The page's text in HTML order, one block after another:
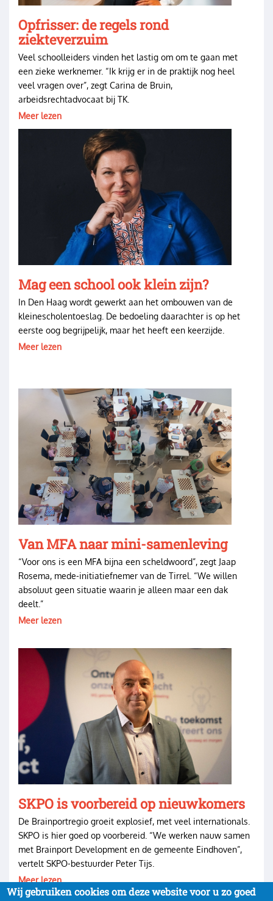
Opfrisser: de regels rond
ziekteverzuim
Veel schoolleiders vinden het lastig om om te gaan met
een zieke werknemer. “Ik krijg er in de praktijk nog heel
veel vragen over”, zegt Carina de Bruin,
arbeidsrechtadvocaat bij TK.
Meer lezen
Mag een school ook klein zijn?
In Den Haag wordt gewerkt aan het ombouwen van de
kleinescholentoeslag. De bedoeling daarachter is op het
eerste oog begrijpelijk, maar het heeft een keerzijde.
Meer lezen
Van MFA naar mini-samenleving
“Voor ons is een MFA bijna een scheldwoord”, zegt Jaap
Rosema, mede-initiatiefnemer van de Tirrel. “We willen
absoluut geen situatie waarin je alleen maar een dak
deelt.”
Meer lezen
Image
SKPO is voorbereid op nieuwkomers
De Brainportregio groeit explosief, met veel internationals.
SKPO is hier goed op voorbereid. “We werken nauw samen
met Brainport Development en de gemeente Eindhoven”,
vertelt SKPO-bestuurder Peter Tijs.
Meer lezen
Wij gebruiken cookies om deze website voor u zo goed